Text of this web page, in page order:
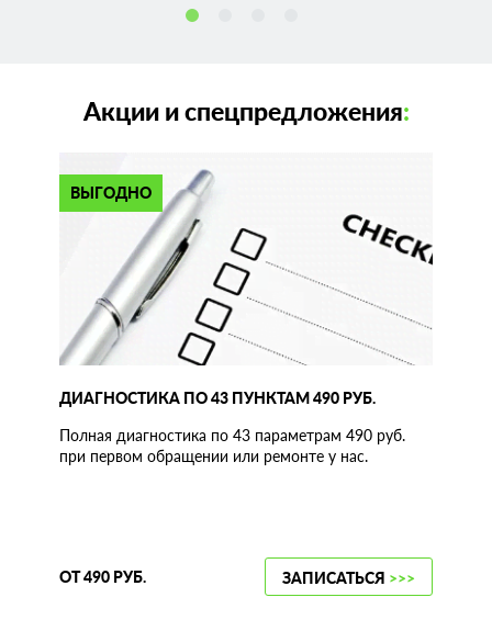
Акции и спецпредложения:
ВЫГОДНО
ДИАГНОСТИКА ПО 43 ПУНКТАМ 490 РУБ.
Полная диагностика по 43 параметрам 490 руб.
при первом обращении или ремонте у нас.
ОТ 490 РУБ. ЗАПИСАТЬСЯ >>>